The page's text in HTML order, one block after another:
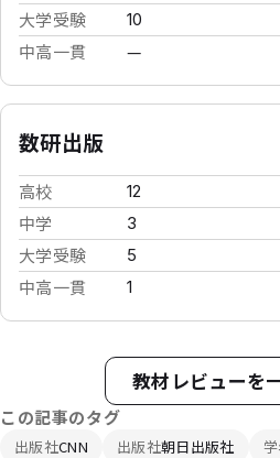
大学受験 10
中高一貫 —
数研出版
高校 12
中学 3
大学受験 5
中高一貫 1
教材レビューを
この記事のタグ
出版社CNN 出版社朝日出版社